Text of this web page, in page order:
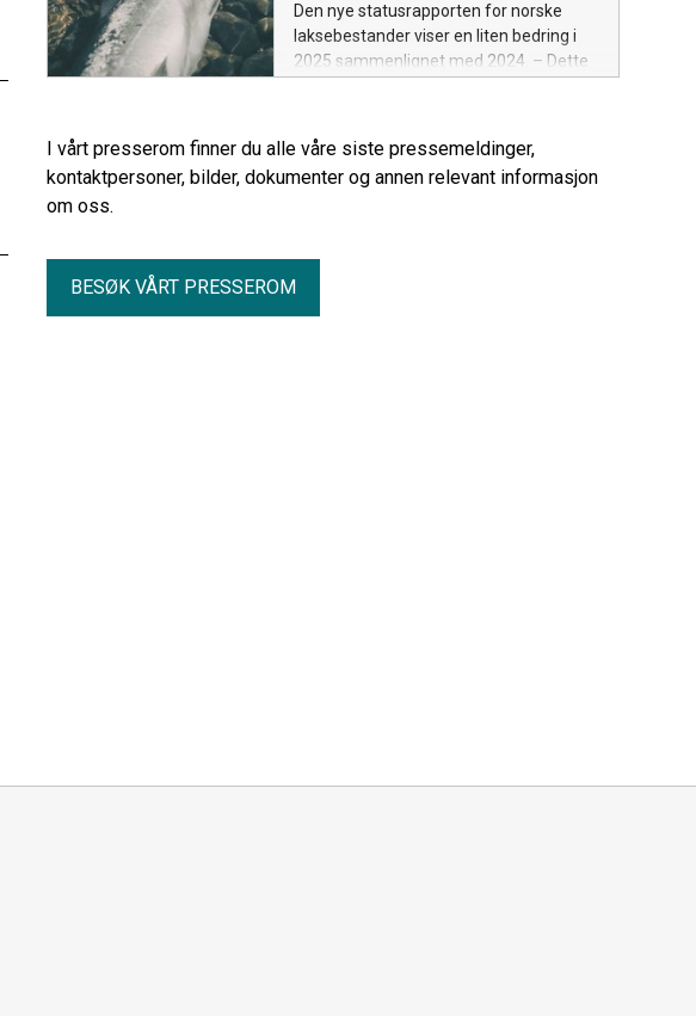
Den nye statusrapporten for norske
laksebestander viser en liten bedring i
2025 sammenlignet med 2024. – Dette
Fiskerforbund (NJFF).
I vårt presserom finner du alle våre siste pressemeldinger,
kontaktpersoner, bilder, dokumenter og annen relevant informasjon
om oss.
BESØK VÅRT PRESSEROM